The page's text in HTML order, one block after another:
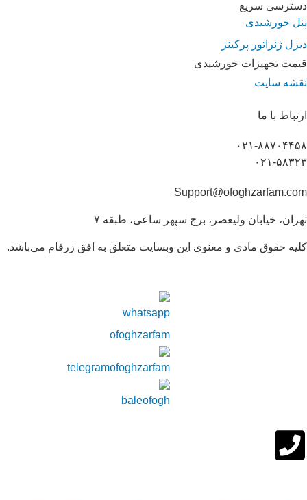
دسترسی سریع
پنل خورشیدی
دیزل ژنراتور پرکینز
قیمت تجهیزات خورشیدی
نقشه سایت
ارتباط با ما
۰۲۱-۸۸۷۰۴۴۵۸
۰۲۱-۵۸۳۲۳
Support@ofoghzarfam.com
تهران، خیابان ولیعصر، برج سپهر ساعی، طبقه ۷
کلیه حقوق مادی و معنوی این وبسایت متعلق به افق زرفام می‌باشد.